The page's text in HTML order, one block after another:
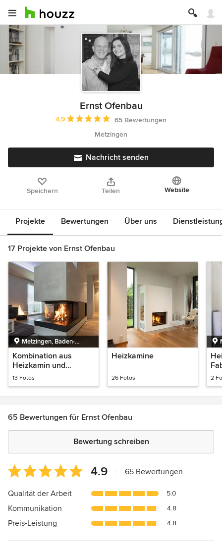
Ernst Ofenbau
Durchschnittliche Bewertung: 4.9 von 5 Sternen
4,9
65 Bewertungen
Metzingen
Nachricht senden
Speichern Teilen Website
Projekte Bewertungen Über uns
17 Projekte von Ernst Ofenbau
Metzingen, Baden-
Württemberg
Kombination aus
Heizkamin und
Kachelofen in
Einfamilienhaus
13 Fotos
Heizkamine
26 Fotos 2
65 Bewertungen für Ernst Ofenbau
Bewertung schreiben
Durchschnittliche
Bewertung:
4.9
5
Sternen
4.9 65 Bewertungen
Qualität der Arbeit 5.0
Kommunikation 4.8
Preis-Leistung 4.8